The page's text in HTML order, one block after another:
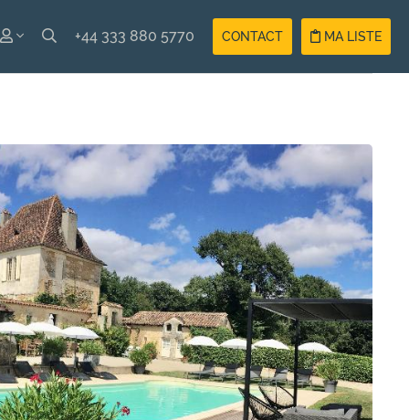
MA LISTE
CONTACT
+44 333 880 5770
Compte
Compte
Propriétaire